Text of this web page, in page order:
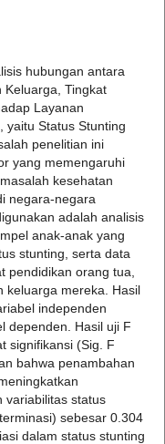
hubungan antara
Keluarga, Tingkat
Layanan
yaitu Status Stunting
penelitian ini
yang memengaruhi
kesehatan
negara-negara
adalah analisis
anak-anak yang
stunting, serta data
pendidikan orang tua,
keluarga mereka. Hasil
independen
dependen. Hasil uji F
signifikansi (Sig. F
bahwa penambahan
variabilitas status
sebesar 0.304
dalam status stunting